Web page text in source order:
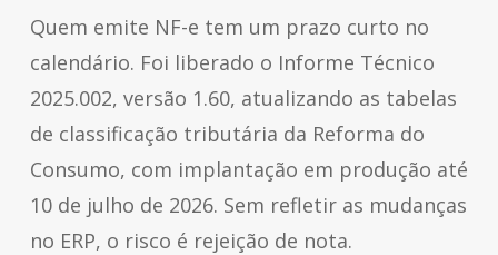
Quem emite NF-e tem um prazo curto no
calendário. Foi liberado o Informe Técnico
2025.002, versão 1.60, atualizando as tabelas
de classificação tributária da Reforma do
Consumo, com implantação em produção até
10 de julho de 2026. Sem refletir as mudanças
no ERP, o risco é rejeição de nota.